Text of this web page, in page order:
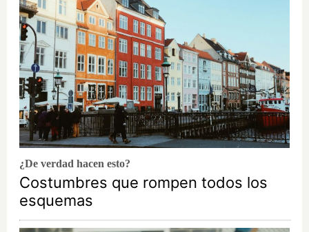
¿De verdad hacen esto?
Costumbres que rompen todos los
esquemas